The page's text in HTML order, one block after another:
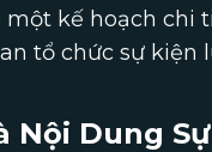
kế hoạch chi
tổ chức sự kiện
Nội Dung